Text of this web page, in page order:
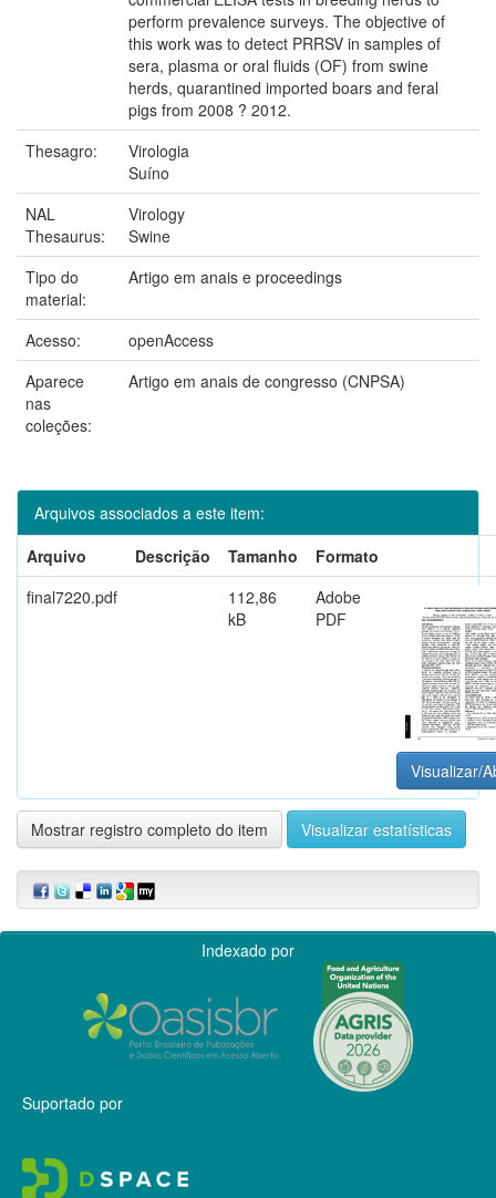
perform prevalence surveys. The objective of
this work was to detect PRRSV in samples of
sera, plasma or oral fluids (OF) from swine
herds, quarantined imported boars and feral
pigs from 2008 ? 2012.
Thesagro:
Virologia
Suíno
NAL
Thesaurus:
Virology
Swine
Tipo do
material:
Artigo em anais e proceedings
Acesso:
openAccess
Aparece
nas
coleções:
Artigo em anais de congresso (CNPSA)
Arquivos associados a este item:
Arquivo
Descrição Tamanho
Formato
final7220.pdf
112,86
kB
Adobe
PDF
Visualizar/
Mostrar registro completo do item Visualizar estatísticas
Indexado por
Suportado por